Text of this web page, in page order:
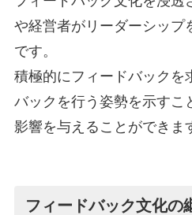
や経営者がリーダーシップ
です。
積極的にフィードバックを
バックを行う姿勢を示すこ
影響を与えることができま
フィードバック文化の